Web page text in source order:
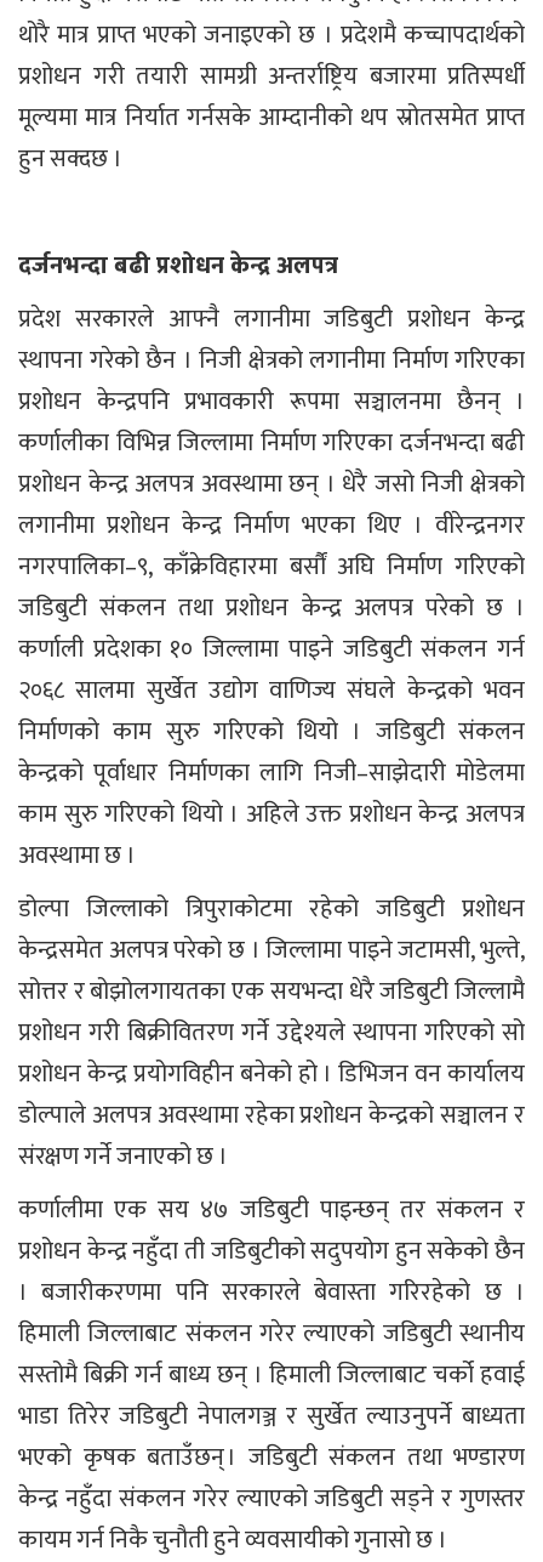
थोरै मात्र प्राप्त भएको जनाइएको छ । प्रदेशमै कच्चापदार्थको
प्रशोधन गरी तयारी सामग्री अन्तर्राष्ट्रिय बजारमा प्रतिस्पर्धी
मूल्यमा मात्र निर्यात गर्नसके आम्दानीको थप स्रोतसमेत प्राप्त
हुन सक्दछ ।
दर्जनभन्दा बढी प्रशोधन केन्द्र अलपत्र
प्रदेश सरकारले आफ्नै लगानीमा जडिबुटी प्रशोधन केन्द्र
स्थापना गरेको छैन । निजी क्षेत्रको लगानीमा निर्माण गरिएका
प्रशोधन केन्द्रपनि प्रभावकारी रूपमा सञ्चालनमा छैनन् ।
कर्णालीका विभिन्न जिल्लामा निर्माण गरिएका दर्जनभन्दा बढी
प्रशोधन केन्द्र अलपत्र अवस्थामा छन् । धेरै जसो निजी क्षेत्रको
लगानीमा प्रशोधन केन्द्र निर्माण भएका थिए । वीरेन्द्रनगर
नगरपालिका–९, काँक्रेविहारमा बर्सौं अघि निर्माण गरिएको
जडिबुटी संकलन तथा प्रशोधन केन्द्र अलपत्र परेको छ ।
कर्णाली प्रदेशका १० जिल्लामा पाइने जडिबुटी संकलन गर्न
२०६८ सालमा सुर्खेत उद्योग वाणिज्य संघले केन्द्रको भवन
निर्माणको काम सुरु गरिएको थियो । जडिबुटी संकलन
केन्द्रको पूर्वाधार निर्माणका लागि निजी–साझेदारी मोडेलमा
काम सुरु गरिएको थियो । अहिले उक्त प्रशोधन केन्द्र अलपत्र
अवस्थामा छ ।
डोल्पा जिल्लाको त्रिपुराकोटमा रहेको जडिबुटी प्रशोधन
केन्द्रसमेत अलपत्र परेको छ । जिल्लामा पाइने जटामसी, भुल्ते,
सोत्तर र बोझोलगायतका एक सयभन्दा धेरै जडिबुटी जिल्लामै
प्रशोधन गरी बिक्रीवितरण गर्ने उद्देश्यले स्थापना गरिएको सो
प्रशोधन केन्द्र प्रयोगविहीन बनेको हो । डिभिजन वन कार्यालय
डोल्पाले अलपत्र अवस्थामा रहेका प्रशोधन केन्द्रको सञ्चालन र
संरक्षण गर्ने जनाएको छ ।
कर्णालीमा एक सय ४७ जडिबुटी पाइन्छन् तर संकलन र
प्रशोधन केन्द्र नहुँदा ती जडिबुटीको सदुपयोग हुन सकेको छैन
। बजारीकरणमा पनि सरकारले बेवास्ता गरिरहेको छ ।
हिमाली जिल्लाबाट संकलन गरेर ल्याएको जडिबुटी स्थानीय
सस्तोमै बिक्री गर्न बाध्य छन् । हिमाली जिल्लाबाट चर्को हवाई
भाडा तिरेर जडिबुटी नेपालगञ्ज र सुर्खेत ल्याउनुपर्ने बाध्यता
भएको कृषक बताउँछन् । जडिबुटी संकलन तथा भण्डारण
केन्द्र नहुँदा संकलन गरेर ल्याएको जडिबुटी सड्ने र गुणस्तर
कायम गर्न निकै चुनौती हुने व्यवसायीको गुनासो छ ।